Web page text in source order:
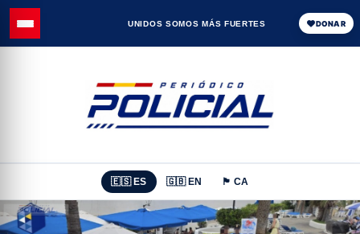
UNIDOS SOMOS MÁS FUERTES DONAR
🇪🇸 ES 🇬🇧 EN 🏴 CA